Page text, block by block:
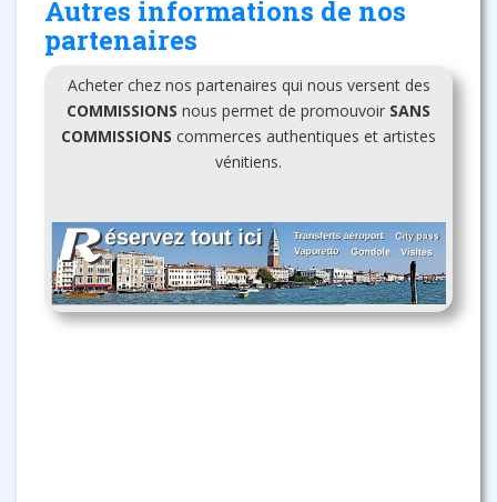
Autres informations de nos
partenaires
Acheter chez nos partenaires qui nous versent des
COMMISSIONS nous permet de promouvoir SANS
COMMISSIONS commerces authentiques et artistes
vénitiens.